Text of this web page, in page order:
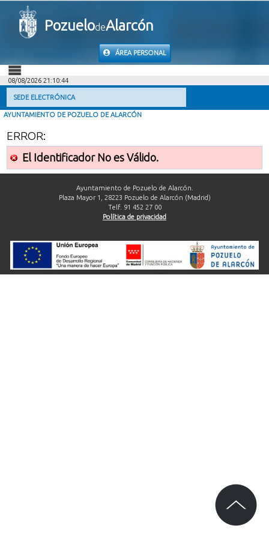
PozuelodeAlarcón
ÁREA PERSONAL
INICIO
MI CARPETA
INFORMACIÓN MUNICIPAL
AYUDA
08/08/2026 21:10:44
SEDE ELECTRÓNICA
AYUNTAMIENTO DE POZUELO DE ALARCÓN
ERROR:
El Identificador No es Válido.
Ayuntamiento de Pozuelo de Alarcón.
Plaza Mayor 1, 28223 Pozuelo de Alarcón (Madrid)
Telf. 91 452 27 00
Política de privacidad